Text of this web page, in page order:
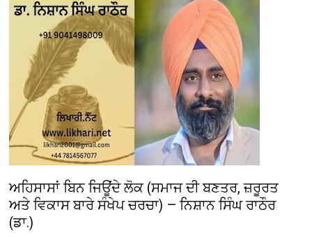
ਅਹਿਸਾਸਾਂ ਬਿਨ ਜਿਊਂਦੇ ਲੋਕ (ਸਮਾਜ ਦੀ ਬਣਤਰ, ਜ਼ਰੂਰਤ
ਅਤੇ ਵਿਕਾਸ ਬਾਰੇ ਸੰਖੇਪ ਚਰਚਾ) — ਨਿਸ਼ਾਨ ਸਿੰਘ ਰਾਠੌਰ
(ਡਾ.)